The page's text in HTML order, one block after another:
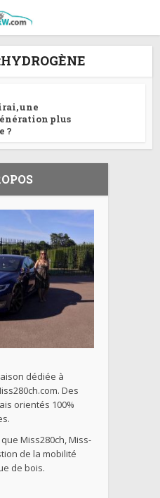
une
plus
?
dédiée à
Des
orientés 100%
Miss280ch, Miss-
de la mobilité
de bois.